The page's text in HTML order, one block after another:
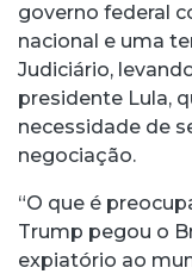
governo federal
nacional e uma
Judiciário,
presidente Lula,
necessidade de
negociação.
“O que é
Trump pegou o
expiatório ao